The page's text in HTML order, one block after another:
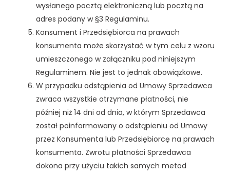
wysłanego pocztą elektroniczną lub pocztą na
adres podany w §3 Regulaminu.
Konsument i Przedsiębiorca na prawach
konsumenta może skorzystać w tym celu z wzoru
umieszczonego w załączniku pod niniejszym
Regulaminem. Nie jest to jednak obowiązkowe.
W przypadku odstąpienia od Umowy Sprzedawca
zwraca wszystkie otrzymane płatności, nie
później niż 14 dni od dnia, w którym Sprzedawca
został poinformowany o odstąpieniu od Umowy
przez Konsumenta lub Przedsiębiorcę na prawach
konsumenta. Zwrotu płatności Sprzedawca
dokona przy użyciu takich samych metod